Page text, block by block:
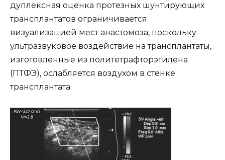
дуплексная оценка протезных шунтирующих
трансплантатов ограничивается
визуализацией мест анастомоза, поскольку
ультразвуковое воздействие на трансплантаты,
изготовленные из политетрафторэтилена
(ПТФЭ), ослабляется воздухом в стенке
трансплантата.